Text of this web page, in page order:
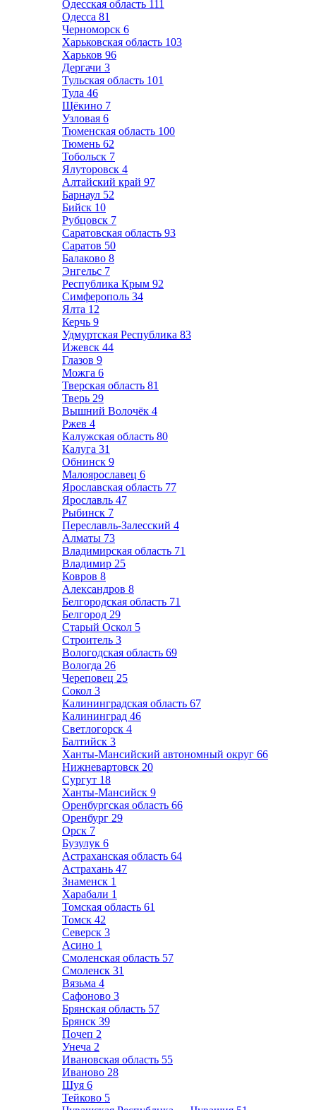
Одесская область 111
Одесса 81
Черноморск 6
Харьковская область 103
Харьков 96
Дергачи 3
Тульская область 101
Тула 46
Щёкино 7
Узловая 6
Тюменская область 100
Тюмень 62
Тобольск 7
Ялуторовск 4
Алтайский край 97
Барнаул 52
Бийск 10
Рубцовск 7
Саратовская область 93
Саратов 50
Балаково 8
Энгельс 7
Республика Крым 92
Симферополь 34
Ялта 12
Керчь 9
Удмуртская Республика 83
Ижевск 44
Глазов 9
Можга 6
Тверская область 81
Тверь 29
Вышний Волочёк 4
Ржев 4
Калужская область 80
Калуга 31
Обнинск 9
Малоярославец 6
Ярославская область 77
Ярославль 47
Рыбинск 7
Переславль-Залесский 4
Алматы 73
Владимирская область 71
Владимир 25
Ковров 8
Александров 8
Белгородская область 71
Белгород 29
Старый Оскол 5
Строитель 3
Вологодская область 69
Вологда 26
Череповец 25
Сокол 3
Калининградская область 67
Калининград 46
Светлогорск 4
Балтийск 3
Ханты-Мансийский автономный округ 66
Нижневартовск 20
Сургут 18
Ханты-Мансийск 9
Оренбургская область 66
Оренбург 29
Орск 7
Бузулук 6
Астраханская область 64
Астрахань 47
Знаменск 1
Харабали 1
Томская область 61
Томск 42
Северск 3
Асино 1
Смоленская область 57
Смоленск 31
Вязьма 4
Сафоново 3
Брянская область 57
Брянск 39
Почеп 2
Унеча 2
Ивановская область 55
Иваново 28
Шуя 6
Тейково 5